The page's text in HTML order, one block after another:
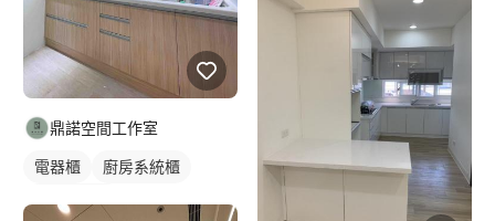
鼎諾空間工作室
電器櫃
廚房系統櫃